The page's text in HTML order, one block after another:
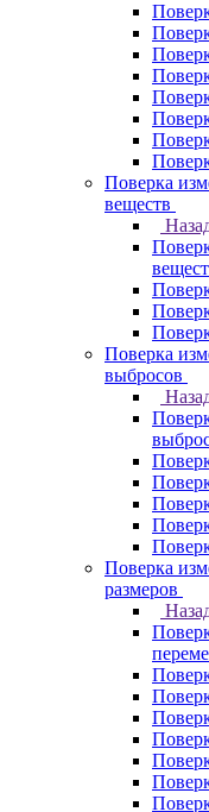
Поверка
веществ
Поверка
выбросов
Поверка
размеров